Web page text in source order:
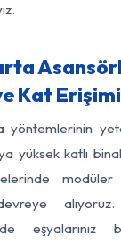
Kat Erişimi
yöntemlerinin
yüksek katlı
modüler
eşyalarınız